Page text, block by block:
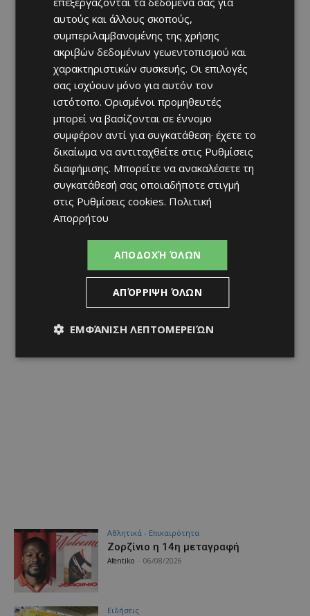
Αθλητικά - Επικαιρότητα
Ζορζίνιο η 14η μεταγραφή
Afentiko 06/08/2026
Ειδήσεις
αυτούς και άλλους σκοπούς,
συμπεριλαμβανομένης της χρήσης
ακριβών δεδομένων γεωεντοπισμού και
χαρακτηριστικών συσκευής. Οι επιλογές
σας ισχύουν μόνο για αυτόν τον
ιστότοπο. Ορισμένοι προμηθευτές
μπορεί να βασίζονται σε έννομο
συμφέρον αντί για συγκατάθεση· έχετε το
δικαίωμα να αντιταχθείτε στις Ρυθμίσεις
διαφήμισης. Μπορείτε να ανακαλέσετε τη
συγκατάθεσή σας οποιαδήποτε στιγμή
στις Ρυθμίσεις cookies. Πολιτική
Απορρήτου
ΑΠΟΔΟΧΉ ΌΛΩΝ
ΑΠΌΡΡΙΨΗ ΌΛΩΝ
ΕΜΦΆΝΙΣΗ ΛΕΠΤΟΜΕΡΕΙΏΝ